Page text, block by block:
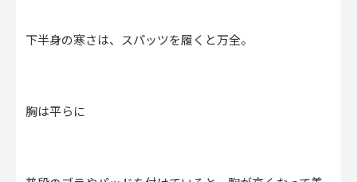
下半身の寒さは、スパッツを履くと万全。
胸は平らに